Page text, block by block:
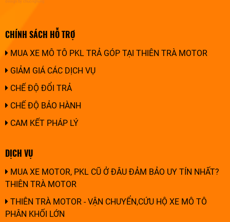
design by chuonghung
CHÍNH SÁCH HỖ TRỢ
MUA XE MÔ TÔ PKL TRẢ GÓP TẠI THIÊN TRÀ MOTOR
GIẢM GIÁ CÁC DỊCH VỤ
CHẾ ĐỘ ĐỔI TRẢ
CHẾ ĐỘ BẢO HÀNH
CAM KẾT PHÁP LÝ
DỊCH VỤ
MUA XE MOTOR, PKL CŨ Ở ĐÂU ĐẢM BẢO UY TÍN NHẤT?
THIÊN TRÀ MOTOR
THIÊN TRÀ MOTOR - VẬN CHUYỂN,CỨU HỘ XE MÔ TÔ
PHÂN KHỐI LỚN